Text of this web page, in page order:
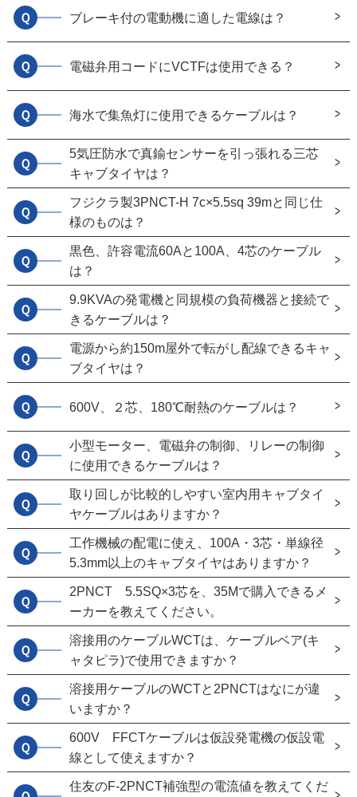
Ｑ ブレーキ付の電動機に適した電線は？
Ｑ 電磁弁用コードにVCTFは使用できる？
Ｑ 海水で集魚灯に使用できるケーブルは？
Ｑ
5気圧防水で真鍮センサーを引っ張れる三芯
キャブタイヤは？
Ｑ
フジクラ製3PNCT-H 7c×5.5sq 39mと同じ仕
様のものは？
Ｑ
黒色、許容電流60Aと100A、4芯のケーブル
は？
Ｑ
9.9KVAの発電機と同規模の負荷機器と接続で
きるケーブルは？
Ｑ
電源から約150m屋外で転がし配線できるキャ
ブタイヤは？
Ｑ 600V、２芯、180℃耐熱のケーブルは？
Ｑ
小型モーター、電磁弁の制御、リレーの制御
に使用できるケーブルは？
Ｑ
取り回しが比較的しやすい室内用キャブタイ
ヤケーブルはありますか？
Ｑ
工作機械の配電に使え、100A・3芯・単線径
5.3mm以上のキャブタイヤはありますか？
Ｑ
2PNCT 5.5SQ×3芯を、35Mで購入できるメ
ーカーを教えてください。
Ｑ
溶接用のケーブルWCTは、ケーブルベア(キ
ャタピラ)で使用できますか？
Ｑ
溶接用ケーブルのWCTと2PNCTはなにが違
いますか？
Ｑ
600V FFCTケーブルは仮設発電機の仮設電
線として使えますか？
住友のF-2PNCT補強型の電流値を教えてくだ